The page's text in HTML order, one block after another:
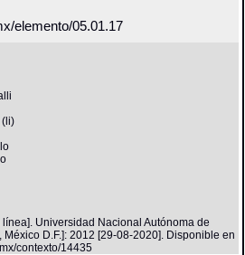
elemento/05.01.17
(li)
Universidad Nacional Autónoma de
D.F.]: 2012 [29-08-2020]. Disponible en
contexto/14435